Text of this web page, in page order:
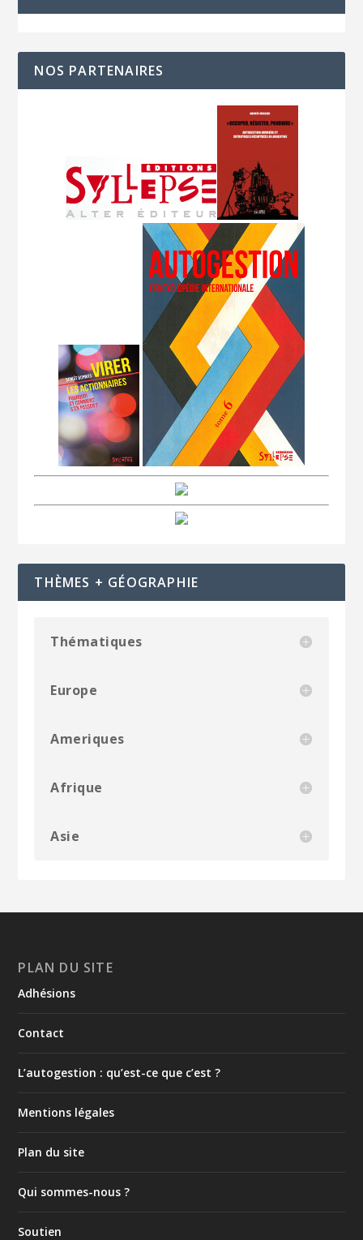
NOS PARTENAIRES
THÈMES + GÉOGRAPHIE
Thématiques
Europe
Ameriques
Afrique
Asie
PLAN DU SITE
Adhésions
Contact
L’autogestion : qu’est-ce que c’est ?
Mentions légales
Plan du site
Qui sommes-nous ?
Soutien